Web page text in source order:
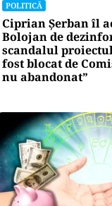
POLITICĂ
Ciprian Șerban îl
Bolojan de
scandalul
fost blocat de
nu abandonat”